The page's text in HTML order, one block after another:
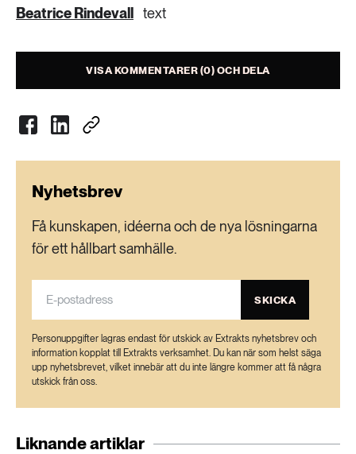
Beatrice Rindevall text
VISA KOMMENTARER (0) OCH DELA
Nyhetsbrev
Få kunskapen, idéerna och de nya lösningarna
för ett hållbart samhälle.
SKICKA
Personuppgifter lagras endast för utskick av Extrakts nyhetsbrev och
information kopplat till Extrakts verksamhet. Du kan när som helst säga
upp nyhetsbrevet, vilket innebär att du inte längre kommer att få några
utskick från oss.
Liknande artiklar